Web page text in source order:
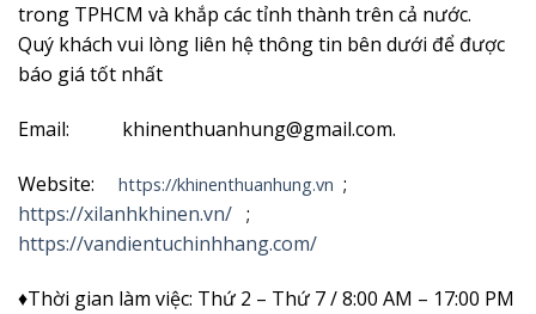
trong TPHCM và khắp các tỉnh thành trên cả nước.
Quý khách vui lòng liên hệ thông tin bên dưới để được
báo giá tốt nhất
Email: khinenthuanhung@gmail.com.
Website: https://khinenthuanhung.vn ;
https://xilanhkhinen.vn/ ;
https://vandientuchinhhang.com/
♦Thời gian làm việc: Thứ 2 – Thứ 7 / 8:00 AM – 17:00 PM